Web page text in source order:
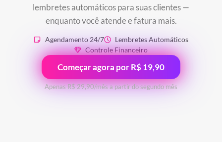
lembretes automáticos para suas clientes —
enquanto você atende e fatura mais.
Agendamento 24/7
Lembretes Automáticos
Controle Financeiro
Começar agora por R$ 19,90
Apenas R$ 29,90/mês a partir do segundo mês